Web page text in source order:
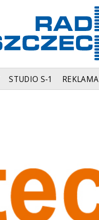
STUDIO S-1 REKLAMA